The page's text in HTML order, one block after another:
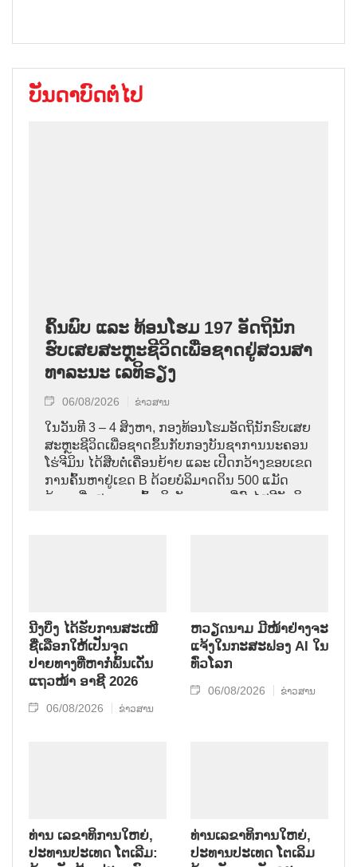
ບັນດາບົດຕໍ່ໄປ
ຄົ້ນ​ພົບ ແລະ ທ້ອນ​ໂຮມ 197 ອັດ​ຖິ​ນັກ​
ຮົບ​ເສຍ​ສະຫຼະ​ຊີ​ວິດ​ເພື່ອ​ຊາດ​ຢູ່​ສວນ​ສາ​
ທາ​ລະ​ນະ ເລ​ທິ​ຣຽງ
06/08/2026 ຂ່າວສານ
ໃນ​ວັນ​ທີ 3 – 4 ສິງ​ຫາ, ກອງ​ທ້ອນ​ໂຮມ​ອັດ​ຖິ​ນັກ​ຮົບ​ເສຍ​
ສະຫຼະ​ຊີ​ວິດ​ເພື່ອ​ຊາດ​ຂຶ້ນ​ກັບ​ກອງ​ບັນ​ຊາ​ການ​ນະ​ຄອນ ​
ໂຮ່​ຈີ​ມິນ ໄດ້​ສືບ​ຕໍ່​ເຄື່ອນ​ຍ້າຍ ແລະ ເປີດກວ້າງ​ຂອບ​ເຂດ​
ການ​ຄົ້ນ​ຫາຢູ່​ເຂດ B ດ້ວຍບໍລິມາດ​ດິນ 500 ແມັດ​
ກ້ອນ ເພື່ອ​ສາມາດເຂົ້າ​ເຖິງ​ບັນ​ດາ​ເຂດ​ທີ່​ສົງ​ໄສ​ມີ​ອັດ​ຖິ​
ນີງບິ່ງ ໄດ້ຮັບການສະເໜີ
ຊື່ເລືອກໃຫ້ເປັນຈຸດ
ປາຍທາງທີ່ຫາກໍ່ພົ້ນເດັ່ນ
ແຖວໜ້າ ອາຊີ 2026
06/08/2026 ຂ່າວສານ
ຫວຽດນາມ ມີໜ້າຢ່າງຈະ
ແຈ້ງໃນກະສະຟອງ AI ໃນ
ທົ່ວໂລກ
06/08/2026 ຂ່າວສານ
ທ່ານ ເລຂາທິການໃຫຍ່,
ປະທານປະເທດ ໂຕເລີມ:
ທ່ານເລຂາທິການໃຫຍ່,
ປະທານປະເທດ ໂຕເລິມ